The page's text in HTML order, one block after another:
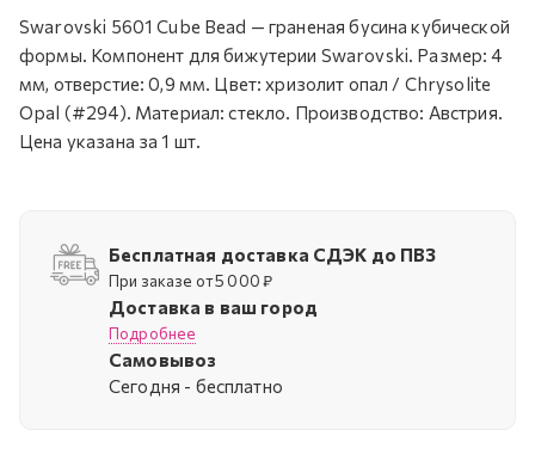
Swarovski 5601 Cube Bead — граненая бусина кубической
формы. Компонент для бижутерии Swarovski. Размер: 4
мм, отверстие: 0,9 мм. Цвет: хризолит опал / Chrysolite
Opal (#294). Материал: стекло. Производство: Австрия.
Цена указана за 1 шт.
Бесплатная доставка СДЭК до ПВЗ
При заказе от 5 000 ₽
Доставка в ваш город
Подробнее
Самовывоз
Cегодня - бесплатно